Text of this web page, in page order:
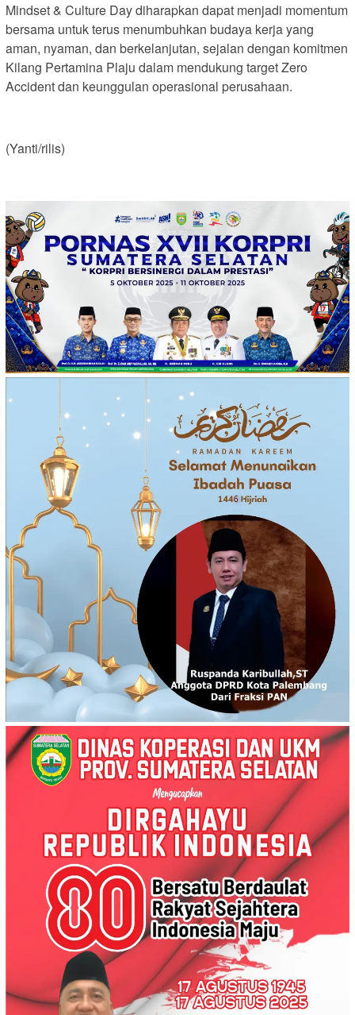
Mindset & Culture Day diharapkan dapat menjadi momentum
bersama untuk terus menumbuhkan budaya kerja yang
aman, nyaman, dan berkelanjutan, sejalan dengan komitmen
Kilang Pertamina Plaju dalam mendukung target Zero
Accident dan keunggulan operasional perusahaan.
(Yanti/rilis)